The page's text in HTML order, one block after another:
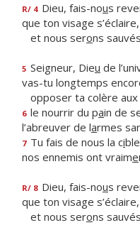
R/ 4 Dieu, fais-nous
que ton visage s’éclaire,
et nous serons
5 Seigneur, Dieu de
vas-tu longtemps
opposer ta colère aux
6 le nourrir du pain de
l’abreuver de larmes
7 Tu fais de nous la ci
nos ennemis ont vraime
R/ 8 Dieu, fais-nous
que ton visage s’éclaire,
et nous serons